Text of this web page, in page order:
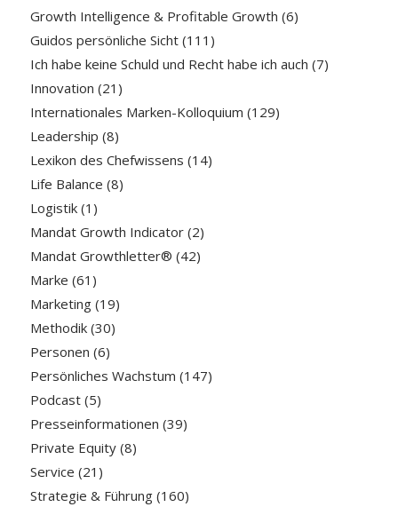
Growth Intelligence & Profitable Growth (6)
Guidos persönliche Sicht(111)
Ich habe keine Schuld und Recht habe ich auch (7)
Innovation (21)
Internationales Marken-Kolloquium (129)
Leadership (8)
Lexikon des Chefwissens (14)
Life Balance (8)
Logistik(1)
Mandat Growth Indicator(2)
Mandat Growthletter® (42)
Marke (61)
Marketing(19)
Methodik(30)
Personen (6)
Persönliches Wachstum (147)
Podcast(5)
Presseinformationen (39)
Private Equity(8)
Service (21)
Strategie & Führung(160)